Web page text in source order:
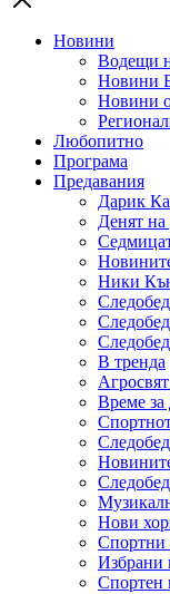
Новини
Водещи
Новини
Новини
Любопитно
Програма
Предавания
Дарик
Денят
Ники
В тренда
Време за
Нови
Спортни
Избрани
Спортен